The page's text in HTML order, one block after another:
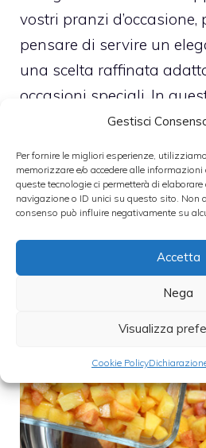
Gestisci
Per fornire le migliori esperienze,
memorizzare e/o accedere alle
queste tecnologie ci permetterà di
navigazione o ID unici su questo sito. Non
consenso può influire negativamente su
Accetta
Nega
Visualizza
Cookie Policy
vostri pranzi d’occasione,
pensare di servire un
una scelta raffinata
occasioni speciali. In
spiegheremo come fare
ricetta semplice, veloce,
Categorie